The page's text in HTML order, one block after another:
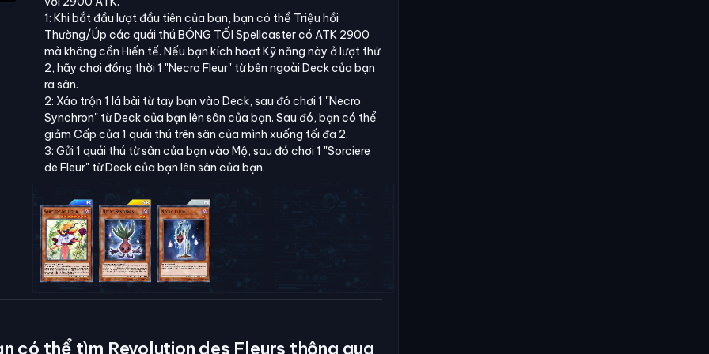
1: Khi bắt đầu lượt đầu tiên của bạn, bạn có thể Triệu hồi
Thường/Úp các quái thú BÓNG TỐI Spellcaster có ATK 2900
mà không cần Hiến tế. Nếu bạn kích hoạt Kỹ năng này ở lượt thứ
2, hãy chơi đồng thời 1 "Necro Fleur" từ bên ngoài Deck của bạn
ra sân.
2: Xáo trộn 1 lá bài từ tay bạn vào Deck, sau đó chơi 1 "Necro
Synchron" từ Deck của bạn lên sân của bạn. Sau đó, bạn có thể
giảm Cấp của 1 quái thú trên sân của mình xuống tối đa 2.
3: Gửi 1 quái thú từ sân của bạn vào Mộ, sau đó chơi 1 "Sorciere
de Fleur" từ Deck của bạn lên sân của bạn.
có thể tìm Revolution des Fleurs thông qua